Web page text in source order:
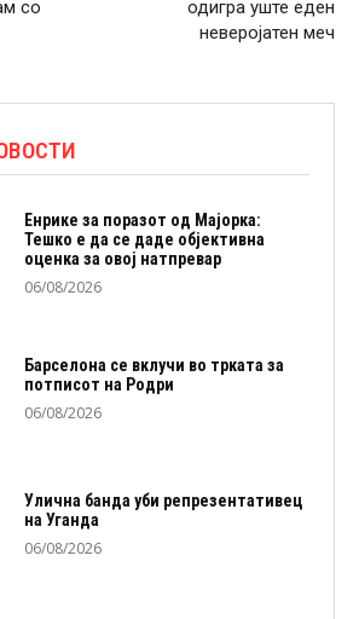
со
одигра уште еден
неверојатен меч
Енрике за поразот од Мајорка:
Тешко е да се даде објективна
оценка за овој натпревар
06/08/2026
Барселона се вклучи во трката за
потписот на Родри
06/08/2026
Улична банда уби репрезентативец
на Уганда
06/08/2026